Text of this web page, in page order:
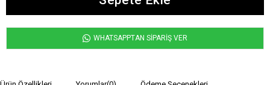
WHATSAPPTAN SİPARİŞ VER